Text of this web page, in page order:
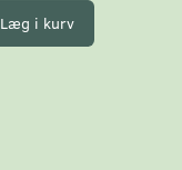
Læg i kurv